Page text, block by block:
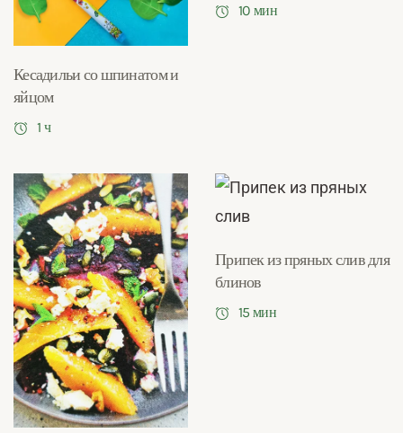
Кесадильи со шпинатом и
яйцом
1 ч
10 мин
Припек из пряных слив для
блинов
15 мин